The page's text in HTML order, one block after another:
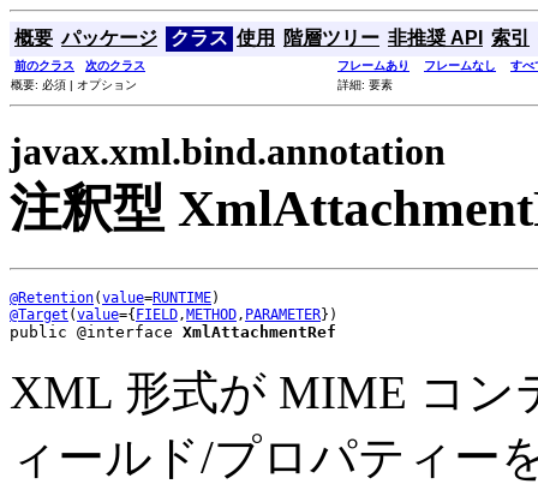
概要 パッケージ クラス 使用 階層ツリー 非推奨 API 索引
前のクラス 次のクラス フレームあり フレームなし
すべ
概要: 必須 | オプション
詳細: 要素
javax.xml.bind.annotation
注釈型
@Retention(value=RUNTIME
@Target (value={FIELD,METHOD, PARAMETER
public @interface XmlAttachmentRef
XML 形式が MIME コン
ィールド/プロパティー